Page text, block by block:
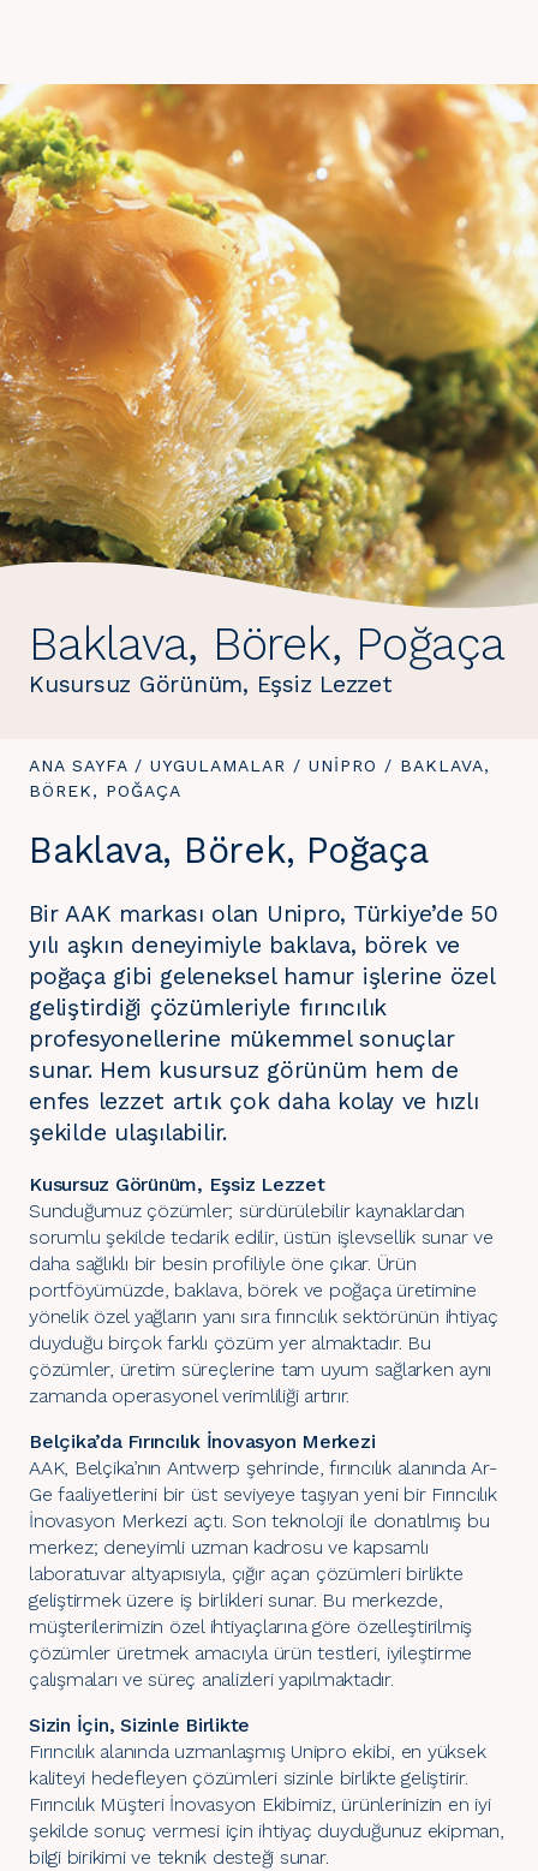
Baklava, Börek, Poğaça
Kusursuz Görünüm, Eşsiz Lezzet
BURADASINIZ:
ANA SAYFA / UYGULAMALAR / UNIPRO / BURADASINIZ:
BAKLAVA,
BÖREK, POĞAÇA
Baklava, Börek, Poğaça
Bir AAK markası olan Unipro, Türkiye’de 50
yılı aşkın deneyimiyle baklava, börek ve
poğaça gibi geleneksel hamur işlerine özel
geliştirdiği çözümleriyle fırıncılık
profesyonellerine mükemmel sonuçlar
sunar. Hem kusursuz görünüm hem de
enfes lezzet artık çok daha kolay ve hızlı
şekilde ulaşılabilir.
Kusursuz Görünüm, Eşsiz Lezzet
Sunduğumuz çözümler; sürdürülebilir kaynaklardan
sorumlu şekilde tedarik edilir, üstün işlevsellik sunar ve
daha sağlıklı bir besin profiliyle öne çıkar. Ürün
portföyümüzde, baklava, börek ve poğaça üretimine
yönelik özel yağların yanı sıra fırıncılık sektörünün ihtiyaç
duyduğu birçok farklı çözüm yer almaktadır. Bu
çözümler, üretim süreçlerine tam uyum sağlarken aynı
zamanda operasyonel verimliliği artırır.
Belçika’da Fırıncılık İnovasyon Merkezi
AAK, Belçika’nın Antwerp şehrinde, fırıncılık alanında Ar-
Ge faaliyetlerini bir üst seviyeye taşıyan yeni bir Fırıncılık
İnovasyon Merkezi açtı. Son teknoloji ile donatılmış bu
merkez; deneyimli uzman kadrosu ve kapsamlı
laboratuvar altyapısıyla, çığır açan çözümleri birlikte
geliştirmek üzere iş birlikleri sunar. Bu merkezde,
müşterilerimizin özel ihtiyaçlarına göre özelleştirilmiş
çözümler üretmek amacıyla ürün testleri, iyileştirme
çalışmaları ve süreç analizleri yapılmaktadır.
Sizin İçin, Sizinle Birlikte
Fırıncılık alanında uzmanlaşmış Unipro ekibi, en yüksek
kaliteyi hedefleyen çözümleri sizinle birlikte geliştirir.
Fırıncılık Müşteri İnovasyon Ekibimiz, ürünlerinizin en iyi
şekilde sonuç vermesi için ihtiyaç duyduğunuz ekipman,
bilgi birikimi ve teknik desteği sunar.